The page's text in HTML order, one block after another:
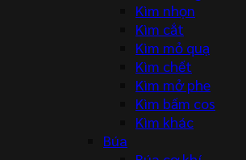
Kìm nhọn
Kìm cắt
Kìm mỏ quạ
Kìm chết
Kìm mở phe
Kìm bấm cos
Kìm khác
Búa